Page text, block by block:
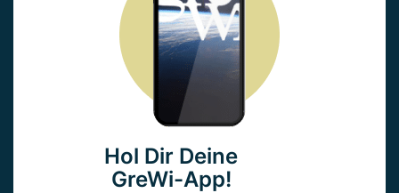
Hol Dir Deine
GreWi-App!